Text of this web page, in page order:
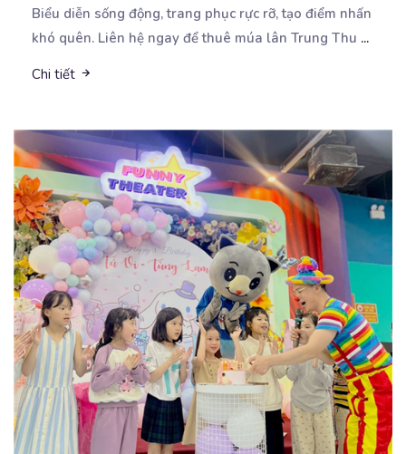
Biểu diễn sống động, trang phục rực rỡ, tạo điểm nhấn
khó quên. Liên hệ ngay để thuê múa lân Trung Thu ...
Chi tiết